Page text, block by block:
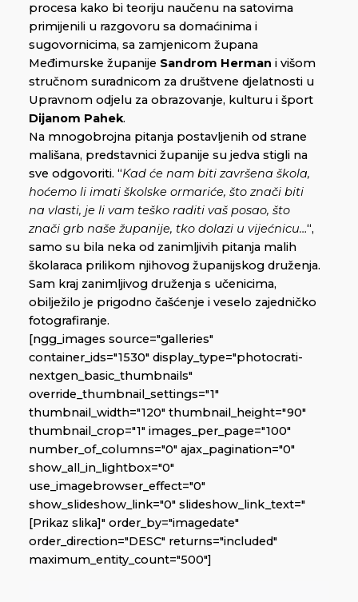
procesa kako bi teoriju naučenu na satovima
primijenili u razgovoru sa domaćinima i
sugovornicima, sa zamjenicom župana
Međimurske županije Sandrom Herman i višom
stručnom suradnicom za društvene djelatnosti u
Upravnom odjelu za obrazovanje, kulturu i šport
Dijanom Pahek.
Na mnogobrojna pitanja postavljenih od strane
mališana, predstavnici županije su jedva stigli na
sve odgovoriti. “Kad će nam biti završena škola,
hoćemo li imati školske ormariće, što znači biti
na vlasti, je li vam teško raditi vaš posao, što
znači grb naše županije, tko dolazi u vijećnicu…“,
samo su bila neka od zanimljivih pitanja malih
školaraca prilikom njihovog županijskog druženja.
Sam kraj zanimljivog druženja s učenicima,
obilježilo je prigodno čašćenje i veselo zajedničko
fotografiranje.
[ngg_images source="galleries"
container_ids="1530" display_type="photocrati-
nextgen_basic_thumbnails"
override_thumbnail_settings="1"
thumbnail_width="120" thumbnail_height="90"
thumbnail_crop="1" images_per_page="100"
number_of_columns="0" ajax_pagination="0"
show_all_in_lightbox="0"
use_imagebrowser_effect="0"
show_slideshow_link="0" slideshow_link_text="
[Prikaz slika]" order_by="imagedate"
order_direction="DESC" returns="included"
maximum_entity_count="500"]